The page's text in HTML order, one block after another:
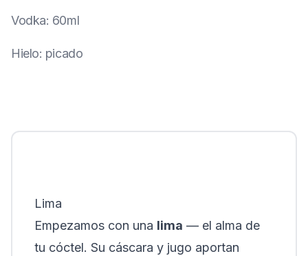
Vodka: 60ml
Hielo: picado
Lima
Empezamos con una lima — el alma de
tu cóctel. Su cáscara y jugo aportan